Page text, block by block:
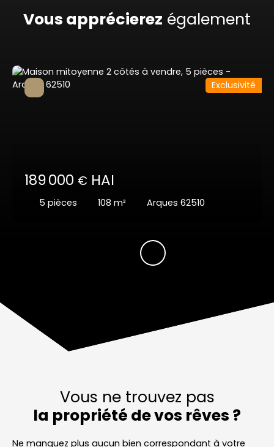
Vous apprécierez également
189 000 € HAI
5 pièces 108 m² Arques 62510
Exclusivité
Vous ne trouvez pas
la propriété de vos rêves ?
Ne manquez plus aucun bien correspondant à votre